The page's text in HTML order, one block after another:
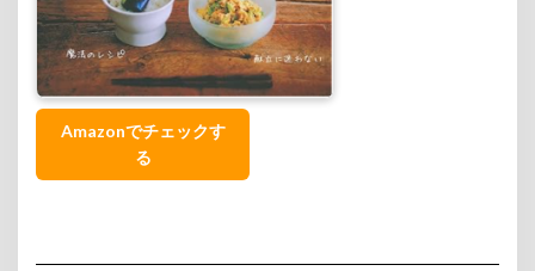
Amazonでチェックす
る